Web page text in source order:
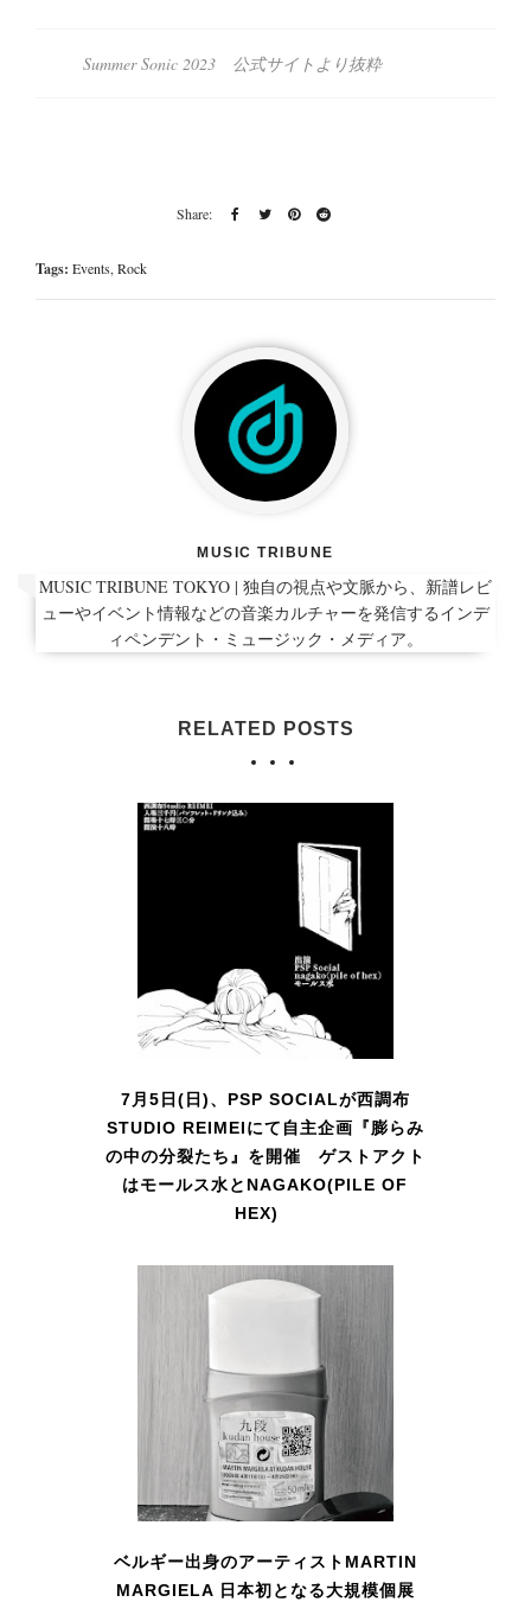
Summer Sonic 2023 公式サイトより抜粋
Tags: Events, Rock
MUSIC TRIBUNE
MUSIC TRIBUNE TOKYO | 独自の視点や文脈から、新譜レビ
ューやイベント情報などの音楽カルチャーを発信するインデ
ィペンデント・ミュージック・メディア。
RELATED POSTS
7月5日(日)、PSP SOCIALが西調布
STUDIO REIMEIにて自主企画『膨らみ
の中の分裂たち』を開催 ゲストアクト
はモールス水とNAGAKO(PILE OF
HEX)
ベルギー出身のアーティストMARTIN
MARGIELA 日本初となる大規模個展